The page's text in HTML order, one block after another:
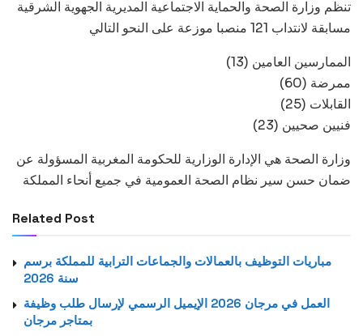
تنظم وزارة الصحة والحماية الاجتماعية المديرية الجهوية الشرقية
مسابقة لانتداب 121 منصبا موزعة على النحو التالي
(13) الممارسين العامين
(60) ممرضة
(25) القابلات
(23) فنيين صحيين
وزارة الصحة هي الإدارة الوزارية للحكومة المغربية المسؤولة عن
ضمان حسن سير نظام الصحة العمومية في جميع أنحاء المملكة
Related Post
مباريات التوظيف بالعمالات والجماعات الترابية للمملكة برسم
سنة 2026
العمل في مرجان 2026 الإيميل الرسمي لإرسال طلب وظيفة
بمتاجر مرجان